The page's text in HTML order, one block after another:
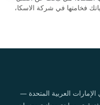
فخامتها في شركة الاسكا،
العربية المتحدة —